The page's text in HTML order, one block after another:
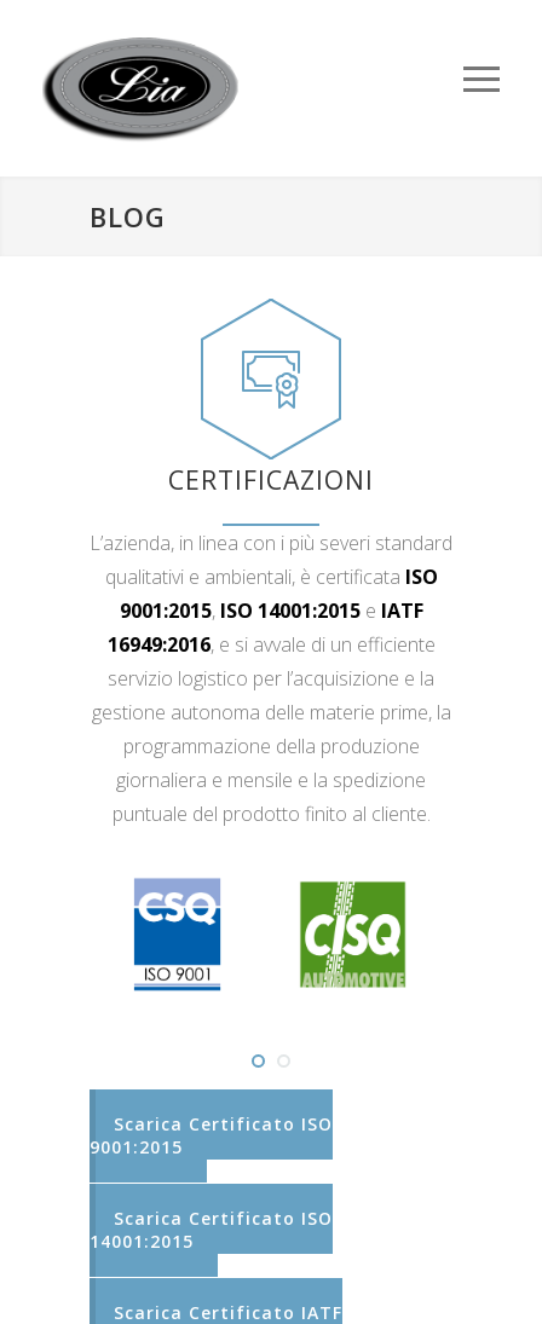
BLOG
CERTIFICAZIONI
L’azienda, in linea con i più severi standard
qualitativi e ambientali, è certificata ISO
9001:2015, ISO 14001:2015e IATF
16949:2016, e si avvale di un efficiente
servizio logistico per l’acquisizione e la
gestione autonoma delle materie prime, la
programmazione della produzione
giornaliera e mensile e la spedizione
puntuale del prodotto finito al cliente.
Scarica Certificato ISO
9001:2015
Scarica Certificato ISO
14001:2015
Scarica Certificato IATF